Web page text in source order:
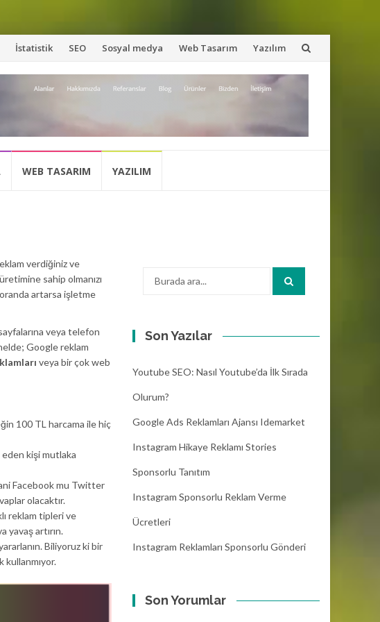
İstatistik SEO Sosyal medya Web Tasarım Yazılım
WEB TASARIM YAZILIM
verdiğiniz ve
sahip olmanızı
artarsa işletme
veya telefon
Google reklam
veya bir çok web
100 TL harcama ile hiç
kişi mutlaka
Facebook mu Twitter
olacaktır.
reklam tipleri ve
yavaş artırın.
Biliyoruz ki bir
kullanmıyor.
Son Yazılar
Youtube SEO: Nasıl Youtube’da İlk Sırada
Olurum?
Google Ads Reklamları Ajansı Idemarket
Instagram Hikaye Reklamı Stories
Sponsorlu Tanıtım
Instagram Sponsorlu Reklam Verme
Ücretleri
Instagram Reklamları Sponsorlu Gönderi
Son Yorumlar